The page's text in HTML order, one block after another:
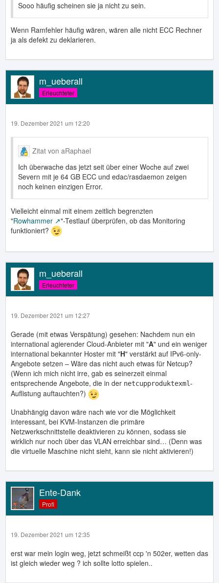
Sooo häufig scheinen sie ja nicht zu sein.
Wenn Ramfehler häufig wären, wären alle nicht ECC Rechner
ja als defekt zu deklarieren.
m_ueberall
Erleuchteter
19. Dezember 2021 um 12:20
Zitat von aRaphael
Ich überwache das jetzt seit über einer Woche auf zwei
Severn mit je 64 GB ECC und edac/rasdaemon zeigen
noch keinen einzigen Error.
Vielleicht einmal mit einem zeitlich begrenzten
"Rowhammer
"-Testlauf überprüfen, ob das Monitoring
funktioniert?
m_ueberall
Erleuchteter
19. Dezember 2021 um 12:27
Gerade (mit etwas Verspätung) gesehen: Nachdem nun ein
international agierender Cloud-Anbieter mit "A" und ein weniger
international bekannter Hoster mit "H" verstärkt auf IPv6-only-
Angebote setzen – Wäre das nicht auch etwas für Netcup?
(Wenn ich mich nicht irre, gab es seinerzeit einmal
entsprechende Angebote, die in der netcupproduktexml-
Auflistung auftauchten?)
Unabhängig davon wäre nach wie vor die Möglichkeit
interessant, bei KVM-Instanzen die primäre
Netzwerkschnittstelle deaktivieren zu können, sodass sie
wirklich nur noch über das VLAN erreichbar sind… (Denn was
die virtuelle Maschine nicht sieht, kann sie nicht aktivieren!)
Ente-Dank
Profi
19. Dezember 2021 um 12:35
erst war mein login weg, jetzt schmeißt ccp 'n 502er, wetten das
ist gleich wieder weg ? ich sollte lotto spielen..